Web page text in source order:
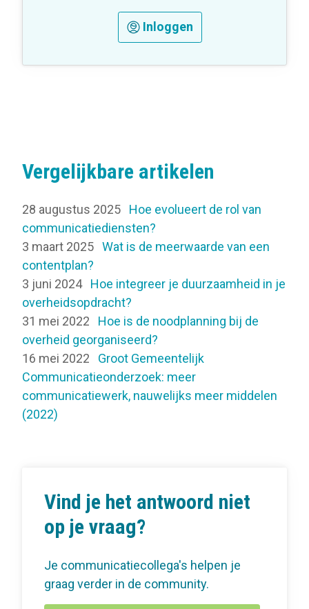
Inloggen
Vergelijkbare artikelen
28 augustus 2025
Hoe evolueert de rol van
communicatiediensten?
3 maart 2025 Wat is de meerwaarde van een
contentplan?
3 juni 2024
Hoe integreer je duurzaamheid in je
overheidsopdracht?
31 mei 2022
Hoe is de noodplanning bij de
overheid georganiseerd?
16 mei 2022
Groot Gemeentelijk
Communicatieonderzoek: meer
communicatiewerk, nauwelijks meer middelen
(2022)
Vind je het antwoord niet
op je vraag?
Je communicatiecollega's helpen je
graag verder in de community.